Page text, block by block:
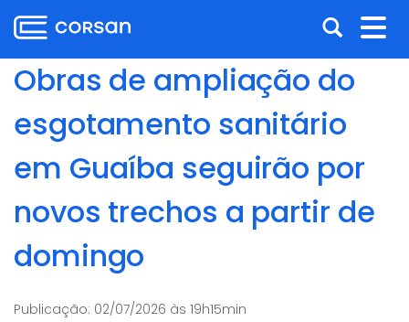
para
o
conteúdo
para
menu
para
busca
para
o
conteúdo
Abrir
a
busca
Obras de ampliação do
esgotamento sanitário
em Guaíba seguirão por
novos trechos a partir de
domingo
Publicação: 02/07/2026 às 19h15min